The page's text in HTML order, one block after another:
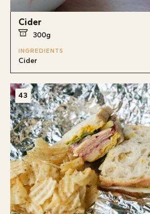
Cider
300g
INGREDIENTS
Cider
43